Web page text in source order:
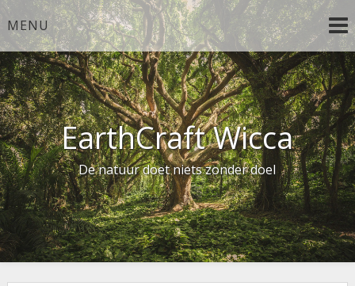
Ga
naar
de
inhoud
MENU
EarthCraft Wicca
De natuur doet niets zonder doel